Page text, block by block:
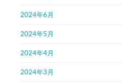
2024年6月
2024年5月
2024年4月
2024年3月